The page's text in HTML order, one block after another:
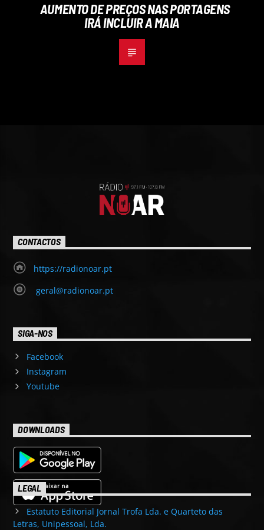
AUMENTO DE PREÇOS NAS PORTAGENS
IRÁ INCLUIR A MAIA
CONTACTOS
https://radionoar.pt
geral@radionoar.pt
SIGA-NOS
Facebook
Instagram
Youtube
DOWNLOADS
LEGAL
Estatuto Editorial Jornal Trofa Lda. e Quarteto das
Letras, Unipessoal, Lda.